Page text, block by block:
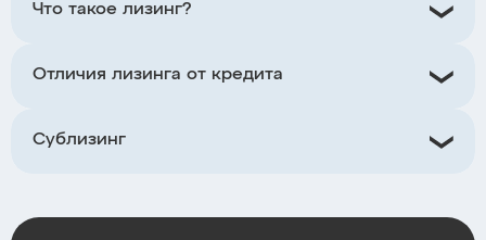
Что такое лизинг?
Отличия лизинга от кредита
Сублизинг